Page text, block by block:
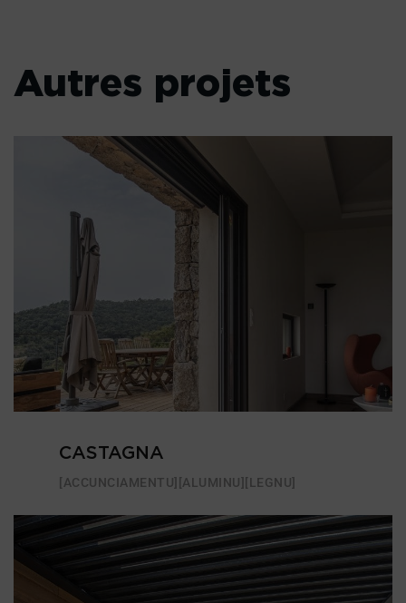
Autres projets
CASTAGNA
[ACCUNCIAMENTU] [ALUMINU] [LEGNU]